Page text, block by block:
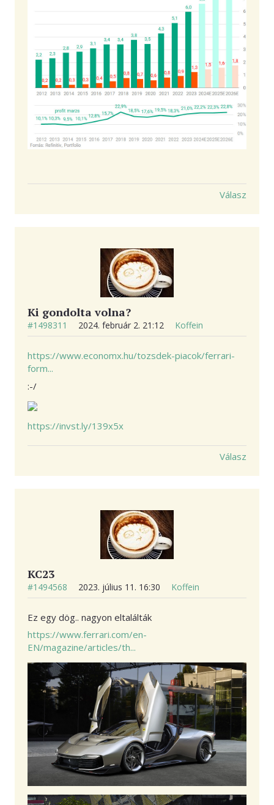
Válasz
Ki gondolta volna?
#1498311 2024. február 2. 21:12 Koffein
https://www.economx.hu/tozsdek-piacok/ferrari-
form...
:-/
https://invst.ly/139x5x
Válasz
KC23
#1494568 2023. július 11. 16:30 Koffein
Ez egy dög.. nagyon eltalálták
https://www.ferrari.com/en-
EN/magazine/articles/th...